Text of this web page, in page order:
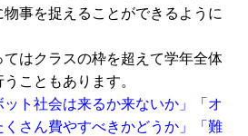
事を捉えることができるように
はクラスの枠を超えて学年全体
こともあります。
ト社会は来るか来ないか」「オ
くさん費やすべきかどうか」「難